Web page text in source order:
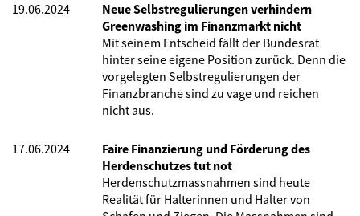
19.06.2024
Neue Selbstregulierungen verhindern
Greenwashing im Finanzmarkt nicht
Mit seinem Entscheid fällt der Bundesrat
hinter seine eigene Position zurück. Denn die
vorgelegten Selbstregulierungen der
Finanzbranche sind zu vage und reichen
nicht aus.
17.06.2024
Faire Finanzierung und Förderung des
Herdenschutzes tut not
Herdenschutzmassnahmen sind heute
Realität für Halterinnen und Halter von